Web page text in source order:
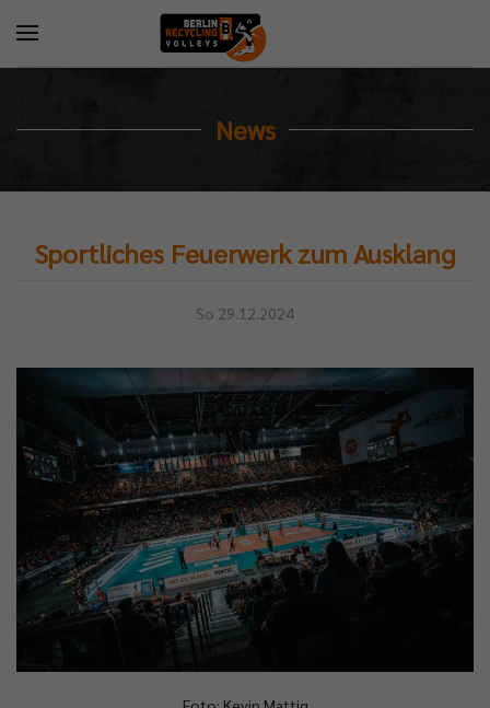
News
Sportliches Feuerwerk zum Ausklang
So 29.12.2024